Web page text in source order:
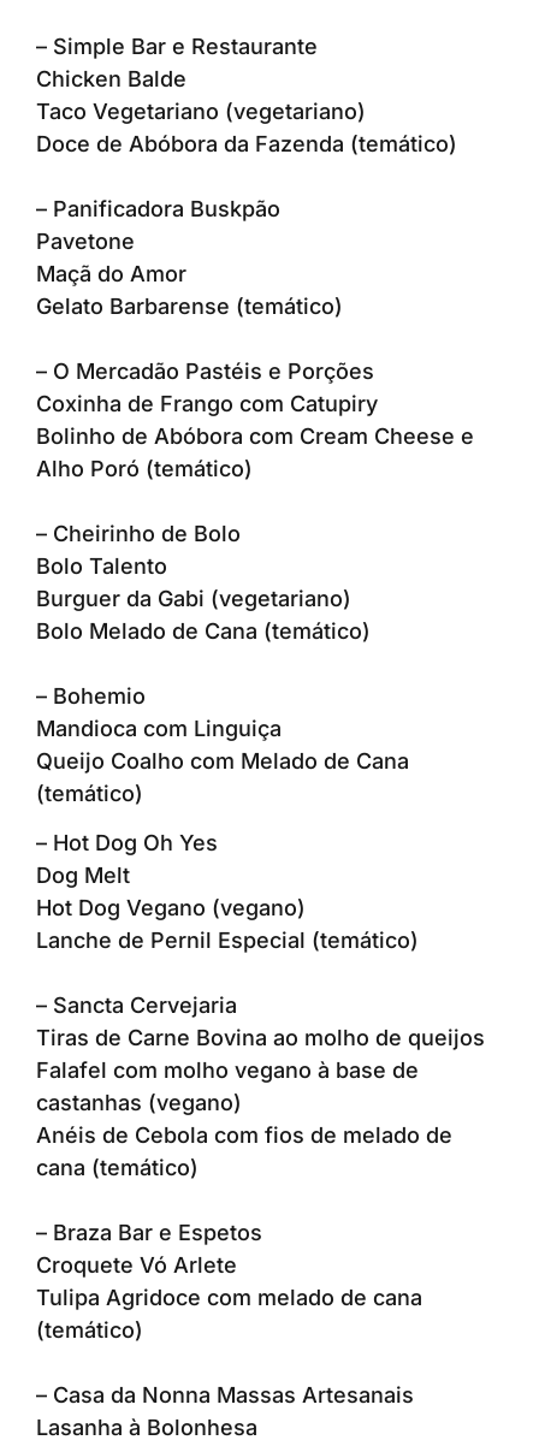
– Simple Bar e Restaurante
Chicken Balde
Taco Vegetariano (vegetariano)
Doce de Abóbora da Fazenda (temático)
– Panificadora Buskpão
Pavetone
Maçã do Amor
Gelato Barbarense (temático)
– O Mercadão Pastéis e Porções
Coxinha de Frango com Catupiry
Bolinho de Abóbora com Cream Cheese e
Alho Poró (temático)
– Cheirinho de Bolo
Bolo Talento
Burguer da Gabi (vegetariano)
Bolo Melado de Cana (temático)
– Bohemio
Mandioca com Linguiça
Queijo Coalho com Melado de Cana
(temático)
– Hot Dog Oh Yes
Dog Melt
Hot Dog Vegano (vegano)
Lanche de Pernil Especial (temático)
– Sancta Cervejaria
Tiras de Carne Bovina ao molho de queijos
Falafel com molho vegano à base de
castanhas (vegano)
Anéis de Cebola com fios de melado de
cana (temático)
– Braza Bar e Espetos
Croquete Vó Arlete
Tulipa Agridoce com melado de cana
(temático)
– Casa da Nonna Massas Artesanais
Lasanha à Bolonhesa